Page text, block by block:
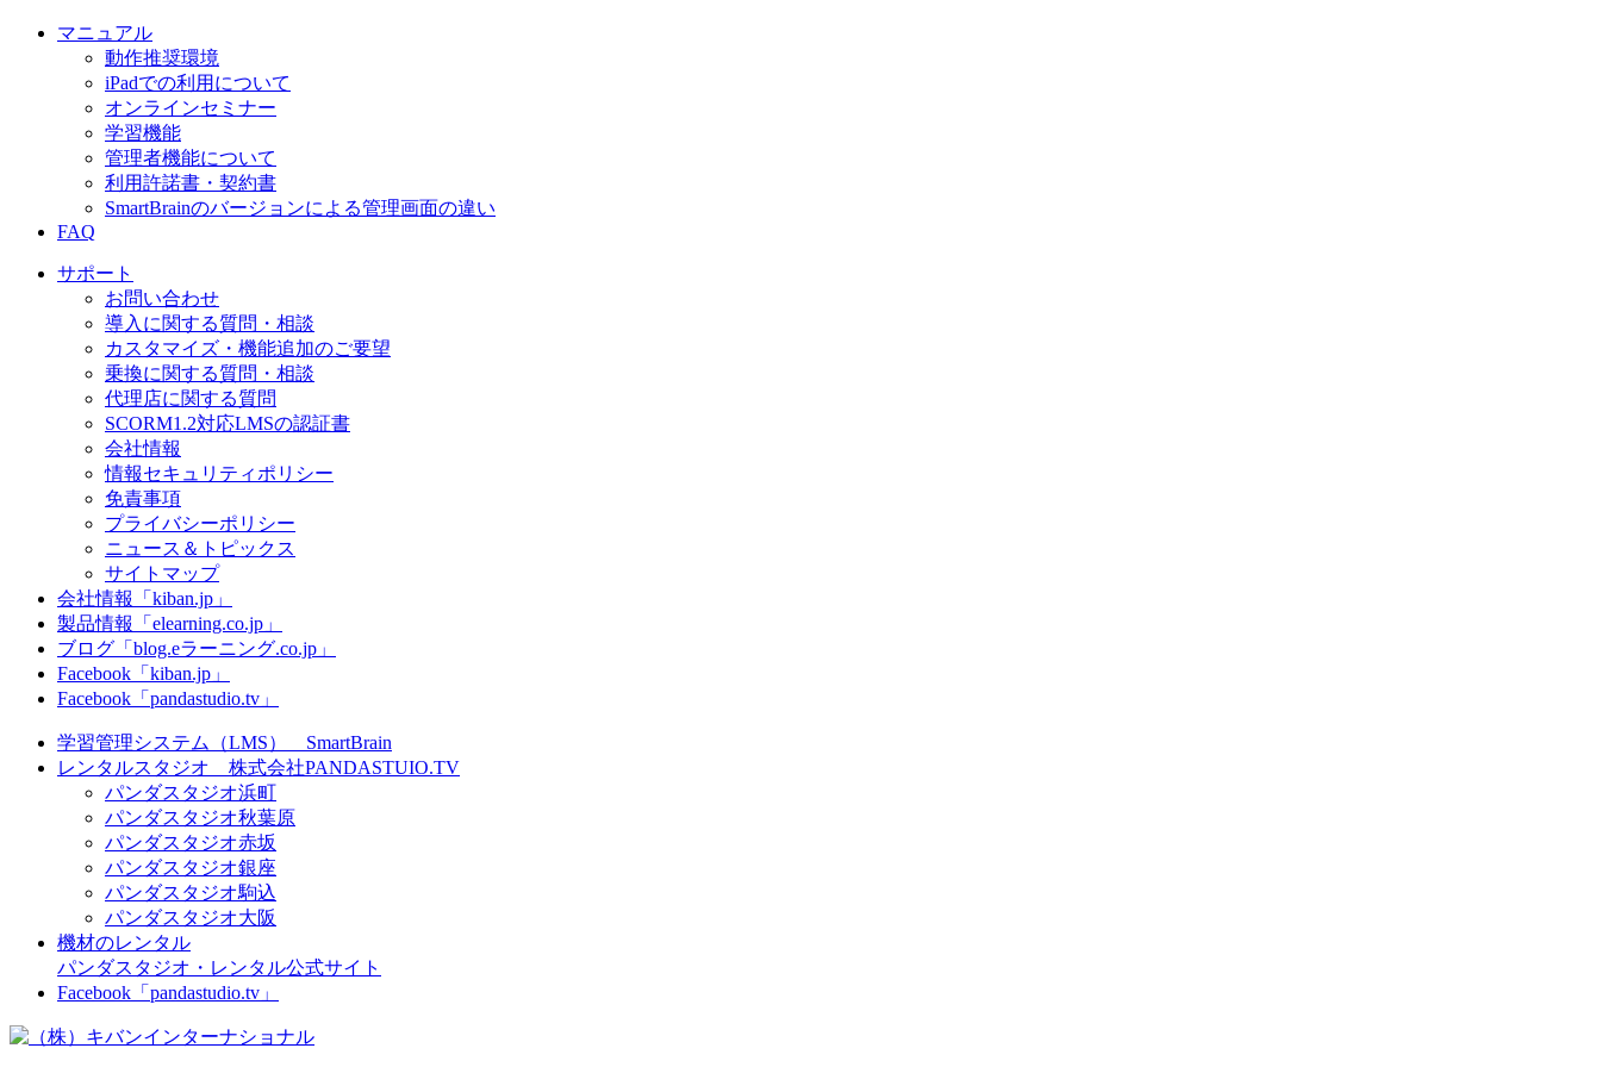
マニュアル
動作推奨環境
iPadでの利用について
オンラインセミナー
学習機能
管理者機能について
利用許諾書・契約書
SmartBrainのバージョンによる管理画面の違い
FAQ
サポート
お問い合わせ
導入に関する質問・相談
カスタマイズ・機能追加のご要望
乗換に関する質問・相談
代理店に関する質問
SCORM1.2対応LMSの認証書
会社情報
情報セキュリティポリシー
免責事項
プライバシーポリシー
ニュース＆トピックス
サイトマップ
会社情報「kiban.jp」
製品情報「elearning.co.jp」
ブログ「blog.eラーニング.co.jp」
Facebook「kiban.jp」
Facebook「pandastudio.tv」
学習管理システム（LMS） SmartBrain
レンタルスタジオ 株式会社PANDASTUIO.TV
パンダスタジオ浜町
パンダスタジオ秋葉原
パンダスタジオ赤坂
パンダスタジオ銀座
パンダスタジオ駒込
パンダスタジオ大阪
機材のレンタル
パンダスタジオ・レンタル公式サイト
Facebook「pandastudio.tv」